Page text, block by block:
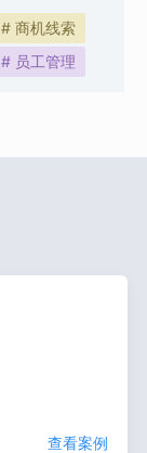
# 商机线索
# 员工管理
查看案例